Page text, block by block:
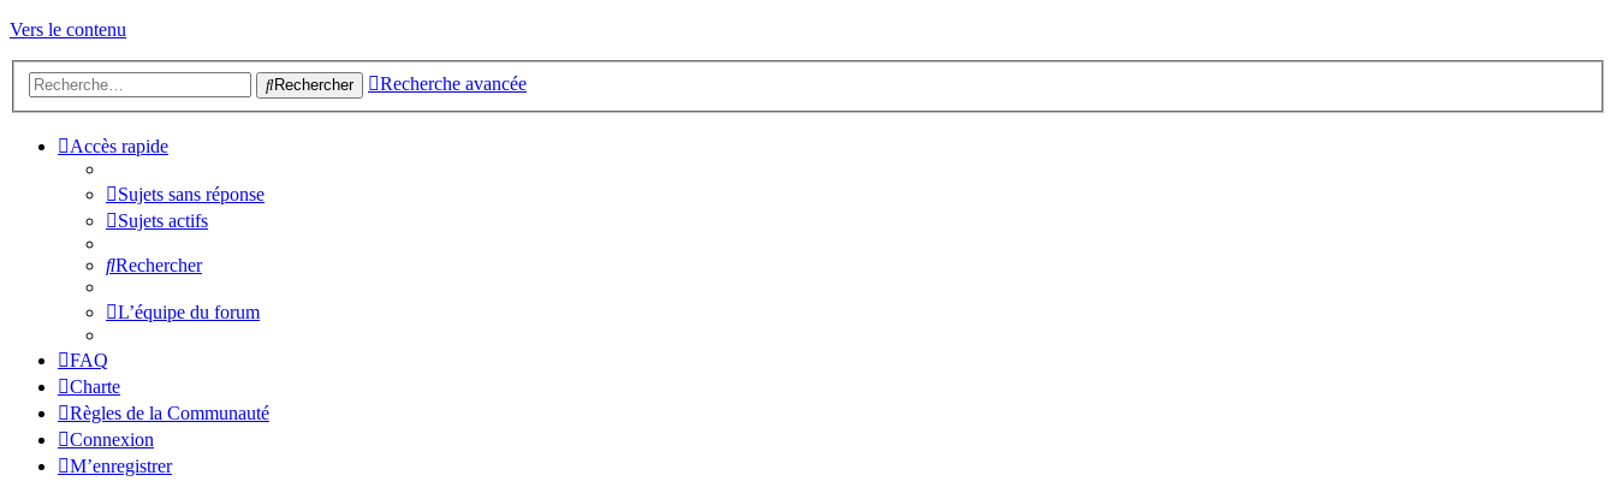
Vers le contenu
Rechercher Recherche avancée
Accès rapide
Sujets sans réponse
Sujets actifs
Rechercher
L’équipe du forum
FAQ
Charte
Règles de la Communauté
Connexion
M’enregistrer